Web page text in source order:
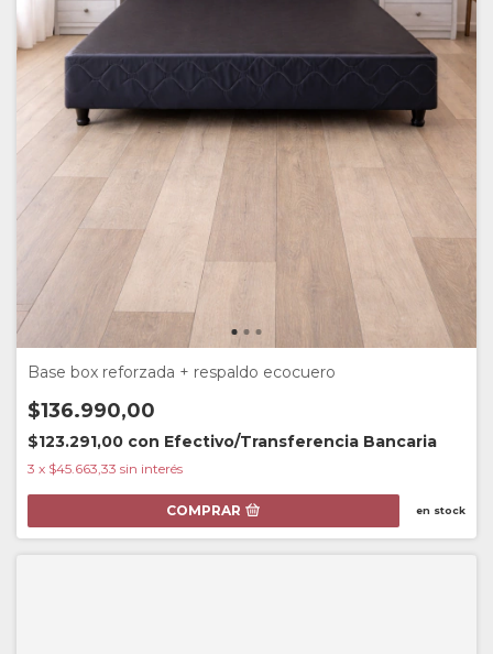
Base box reforzada + respaldo ecocuero
$136.990,00
$123.291,00 con Efectivo/Transferencia Bancaria
3 x $45.663,33 sin interés
COMPRAR en stock